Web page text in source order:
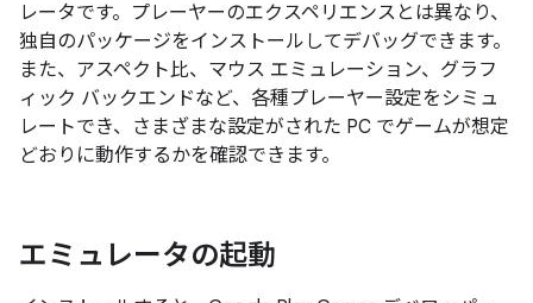
レータです。プレーヤーのエクスペリエンスとは異なり、
独自のパッケージをインストールしてデバッグできます。
また、アスペクト比、マウス エミュレーション、グラフ
ィック バックエンドなど、各種プレーヤー設定をシミュ
レートでき、さまざまな設定がされた PC でゲームが想定
どおりに動作するかを確認できます。
エミュレータの起動